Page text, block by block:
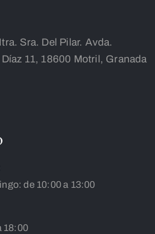
Sra. Del Pilar. Avda.
11, 18600 Motril, Granada
de 10:00 a 13:00
18:00